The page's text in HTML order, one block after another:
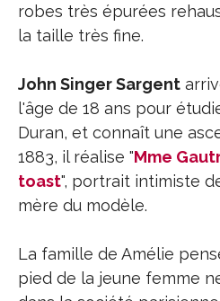
robes très épurées
la taille très fine.
John Singer Sargent
l'âge de 18 ans pour
Duran, et connaît une
1883, il réalise "Mme
toast", portrait intimiste
mère du modèle.
La famille de Amélie
pied de la jeune femme